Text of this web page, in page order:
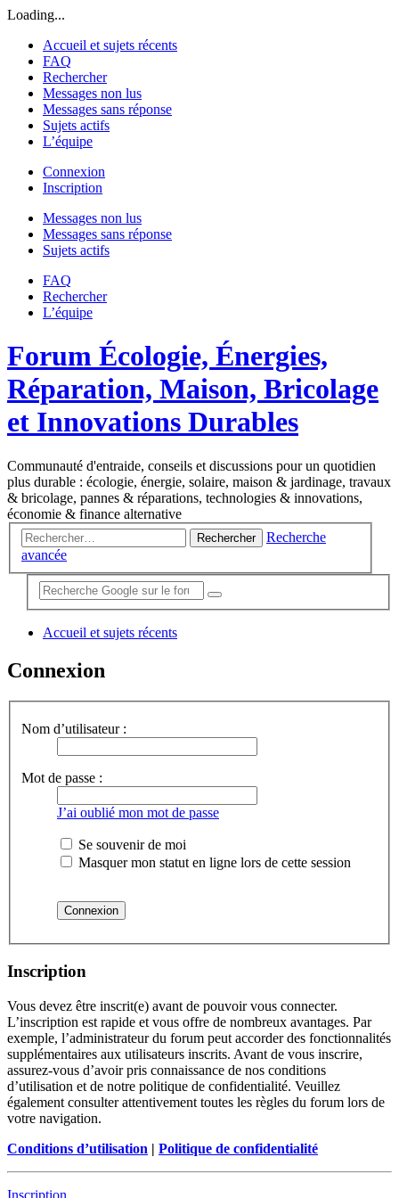
Loading...
Accueil et sujets récents
FAQ
Rechercher
Messages non lus
Messages sans réponse
Sujets actifs
L’équipe
Connexion
Inscription
Messages non lus
Messages sans réponse
Sujets actifs
FAQ
Rechercher
L’équipe
Forum Écologie, Énergies,
Réparation, Maison, Bricolage
et Innovations Durables
Communauté d'entraide, conseils et discussions pour un quotidien
plus durable : écologie, énergie, solaire, maison & jardinage, travaux
& bricolage, pannes & réparations, technologies & innovations,
économie & finance alternative
Rechercher
Recherche
avancée
Accueil et sujets récents
Connexion
Nom d’utilisateur :
Mot de passe :
J’ai oublié mon mot de passe
Se souvenir de moi
Masquer mon statut en ligne lors de cette session
Inscription
Vous devez être inscrit(e) avant de pouvoir vous connecter.
L’inscription est rapide et vous offre de nombreux avantages. Par
exemple, l’administrateur du forum peut accorder des fonctionnalités
supplémentaires aux utilisateurs inscrits. Avant de vous inscrire,
assurez-vous d’avoir pris connaissance de nos conditions
d’utilisation et de notre politique de confidentialité. Veuillez
également consulter attentivement toutes les règles du forum lors de
votre navigation.
Conditions d’utilisation | Politique de confidentialité
Inscription